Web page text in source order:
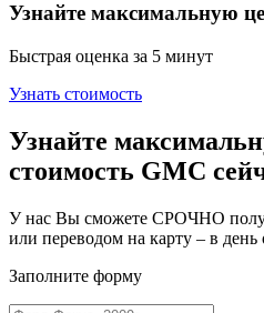
Узнайте максимальную
Быстрая оценка за 5 минут
Узнать стоимость
Узнайте
стоимость GMC
У нас Вы сможете СРОЧНО
или переводом на карту – в
Заполните форму